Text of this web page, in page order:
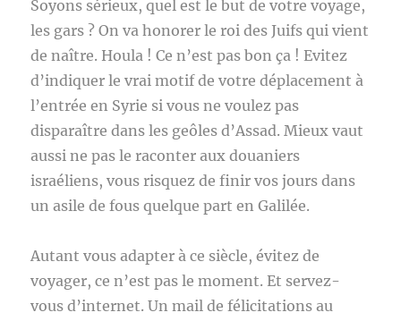
Soyons sérieux, quel est le but de votre voyage,
les gars ? On va honorer le roi des Juifs qui vient
de naître. Houla ! Ce n’est pas bon ça ! Evitez
d’indiquer le vrai motif de votre déplacement à
l’entrée en Syrie si vous ne voulez pas
disparaître dans les geôles d’Assad. Mieux vaut
aussi ne pas le raconter aux douaniers
israéliens, vous risquez de finir vos jours dans
un asile de fous quelque part en Galilée.
Autant vous adapter à ce siècle, évitez de
voyager, ce n’est pas le moment. Et servez-
vous d’internet. Un mail de félicitations au